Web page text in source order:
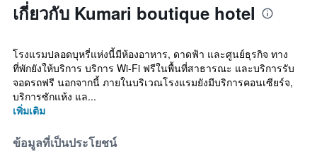
เกี่ยวกับ Kumari boutique hotel
โรงแรมปลอดบุหรี่แห่งนี้มีห้องอาหาร, ดาดฟ้า และศูนย์ธุรกิจ ทาง
ที่พักยังให้บริการ บริการ Wi-Fi ฟรีในพื้นที่สาธารณะ และบริการรับ
จอดรถฟรี นอกจากนี้ ภายในบริเวณโรงแรมยังมีบริการคอนเซียร์จ,
บริการซักแห้ง แล...
เพิ่มเติม
ข้อมูลที่เป็นประโยชน์